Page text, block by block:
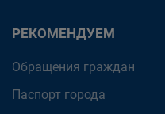
РЕКОМЕНДУЕМ
Обращения граждан
Паспорт города